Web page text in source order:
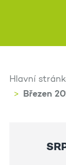
Hlavní
Březen